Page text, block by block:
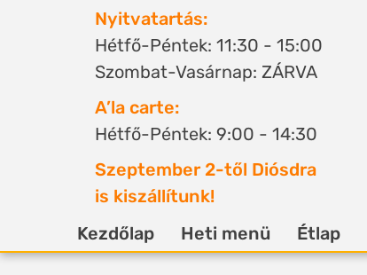
Nyitvatartás:
Hétfő-Péntek: 11:30 - 15:00
Szombat-Vasárnap: ZÁRVA
A’la carte:
Hétfő-Péntek: 9:00 - 14:30
Szeptember 2-től Diósdra
is kiszállítunk!
Kezdőlap Heti menü Étlap